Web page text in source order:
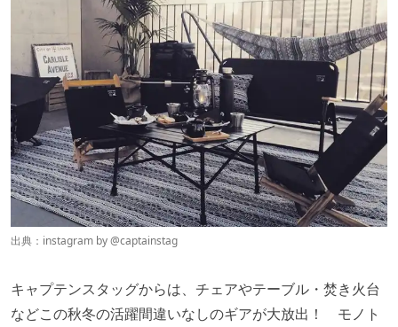
出典：instagram by @captainstag
キャプテンスタッグからは、チェアやテーブル・焚き火台
などこの秋冬の活躍間違いなしのギアが大放出！ モノト